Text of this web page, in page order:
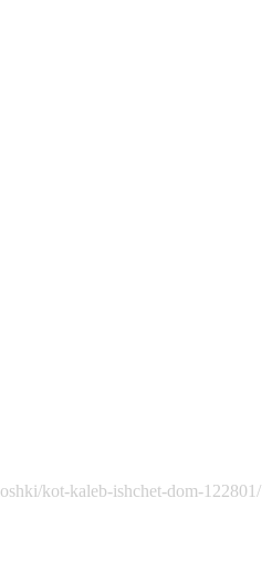
kot-kaleb-ishchet-dom-122801/